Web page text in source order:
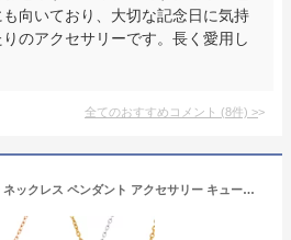
向いており、大切な記念日に気持
のアクセサリーです。長く愛用し
全てのおすすめコメント (8件) >
カナル 4℃ ヨンドシー ネックレス ペンダント アクセサリー キュービックジルコニア 蹄モチーフ ジュエリー シルバー 4C シンプル canal 4℃ レディース ブランド 新品 正規品 ギフト プレゼント 女性 女友達 誕生日 ロング シンプル 20代